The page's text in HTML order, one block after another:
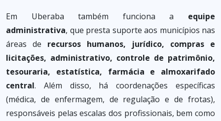
Em Uberaba também funciona a equipe
administrativa, que presta suporte aos municípios nas
áreas de recursos humanos, jurídico, compras e
licitações, administrativo, controle de patrimônio,
tesouraria, estatística, farmácia e almoxarifado
central. Além disso, há coordenações específicas
(médica, de enfermagem, de regulação e de frotas),
responsáveis pelas escalas dos profissionais, bem como